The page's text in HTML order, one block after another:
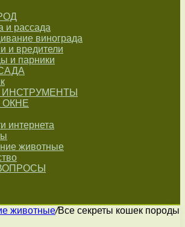
и рассада
винограда
и вредители
и парники
ИНСТРУМЕНТЫ
ОКНЕ
интернета
животные
животные/Все секреты кошек породы